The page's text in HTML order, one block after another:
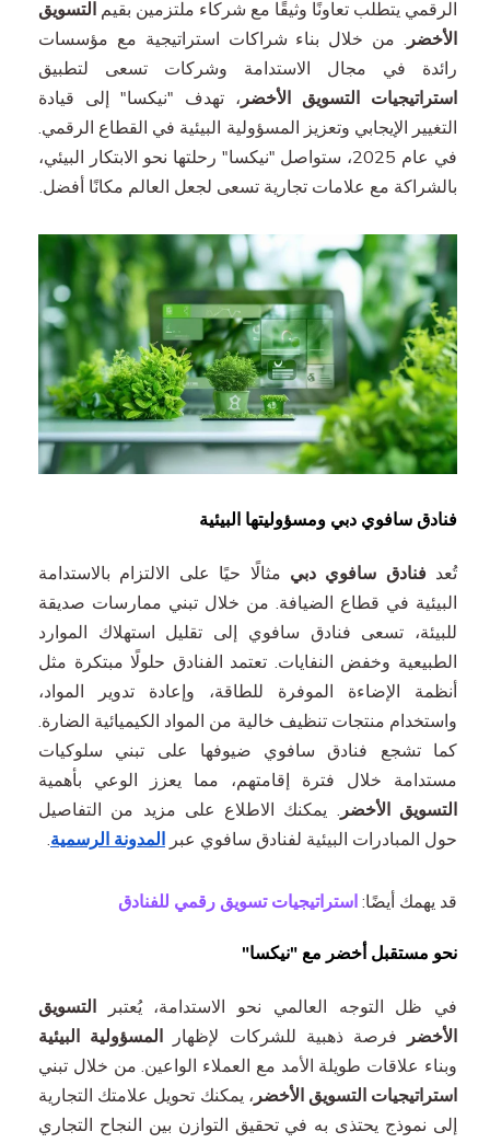
الرقمي يتطلب تعاونًا وثيقًا مع شركاء ملتزمين بقيم التسويق
الأخضر
. من خلال بناء شراكات استراتيجية مع مؤسسات
رائدة في مجال الاستدامة وشركات تسعى لتطبيق
استراتيجيات التسويق الأخضر ، تهدف "نيكسا" إلى قيادة
التغيير الإيجابي وتعزيز المسؤولية البيئية في القطاع الرقمي.
في عام 2025، ستواصل "نيكسا" رحلتها نحو الابتكار البيئي،
بالشراكة مع علامات تجارية تسعى لجعل العالم مكانًا أفضل.
فنادق سافوي دبي ومسؤوليتها البيئية
تُعدفنادق سافوي دبي مثالًا حيًا على الالتزام بالاستدامة
البيئية في قطاع الضيافة. من خلال تبني ممارسات صديقة
للبيئة، تسعى فنادق سافوي إلى تقليل استهلاك الموارد
الطبيعية وخفض النفايات. تعتمد الفنادق حلولًا مبتكرة مثل
أنظمة الإضاءة الموفرة للطاقة، وإعادة تدوير المواد،
واستخدام منتجات تنظيف خالية من المواد الكيميائية الضارة.
كما تشجع فنادق سافوي ضيوفها على تبني سلوكيات
مستدامة خلال فترة إقامتهم، مما يعزز الوعي بأهمية
التسويق الأخضر
. يمكنك الاطلاع على مزيد من التفاصيل
حول المبادرات البيئية لفنادق سافوي عبر المدونة الرسمية
قد يهمك أيضًا: استراتيجيات تسويق رقمي للفنادق
نحو مستقبل أخضر مع "نيكسا"
في ظل التوجه العالمي نحو الاستدامة، يُعتبر التسويق
الأخضر
فرصة ذهبية للشركات لإظهار المسؤولية البيئية
وبناء علاقات طويلة الأمد مع العملاء الواعين. من خلال تبني
استراتيجيات التسويق الأخضر ، يمكنك تحويل علامتك التجارية
إلى نموذج يحتذى به في تحقيق التوازن بين النجاح التجاري